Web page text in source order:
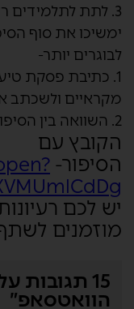
3. לתת לתלמידים
ימשיכו את סוף
לבוגרים יותר-
1. כתיבת פסקת
מקראיים ולשכתב
2. השוואה בין הסיפור המקראי לבין גרסת הוואטסאפ
הקובץ עם
הסיפור-
יש לכם
מוזמנים
15
הוואטסאפ”